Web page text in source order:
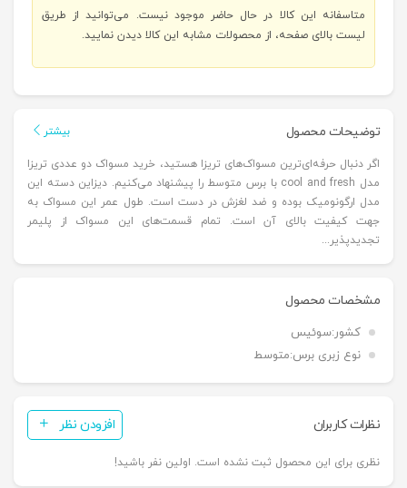
متاسفانه این کالا در حال حاضر موجود نیست. می‌توانید از طریق
لیست بالای صفحه، از محصولات مشابه این کالا دیدن نمایید.
توضیحات محصول بیشتر
اگر دنبال حرفه‌ای‌ترین مسواک‌های تریزا هستید، خرید مسواک دو عددی تریزا
مدل cool and fresh با برس متوسط را پیشنهاد می‌کنیم. دیزاین دسته این
مدل ارگونومیک بوده و ضد لغزش در دست است. طول عمر این مسواک به
جهت کیفیت بالای آن است. تمام قسمت‌های این مسواک از پلیمر
تجدیدپذیر...
مشخصات محصول
کشور:سوئیس
نوع زبری برس:متوسط
نظرات کاربران افزودن نظر
نظری برای این محصول ثبت نشده است. اولین نفر باشید!